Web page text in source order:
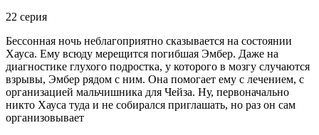
22 серия
Бессонная ночь неблагоприятно сказывается на состоянии
Хауса. Ему всюду мерещится погибшая Эмбер. Даже на
диагностике глухого подростка, у которого в мозгу случаются
взрывы, Эмбер рядом с ним. Она помогает ему с лечением, с
организацией мальчишника для Чейза. Ну, первоначально
никто Хауса туда и не собирался приглашать, но раз он сам
организовывает